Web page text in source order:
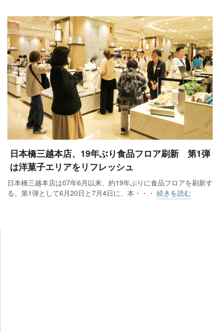
日本橋三越本店、19年ぶり食品フロア刷新 第1弾
は洋菓子エリアをリフレッシュ
日本橋三越本店は07年6月以来、約19年ぶりに食品フロアを刷新す
る。第1弾として6月20日と7月4日に、本・・・ 続きを読む